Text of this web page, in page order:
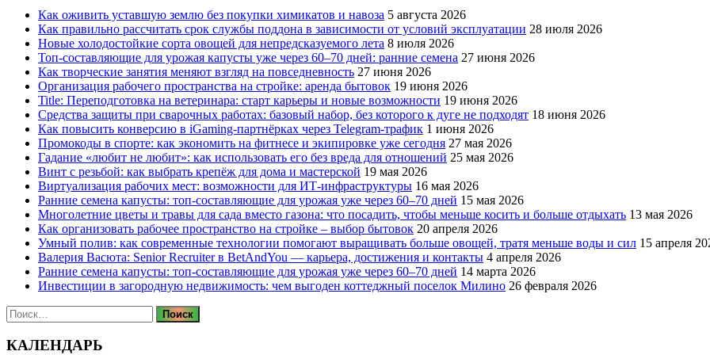
Как оживить уставшую землю без покупки химикатов и навоза 5 августа 2026
Как правильно рассчитать срок службы поддона в зависимости от условий эксплуатации 28 июля 2026
Новые холодостойкие сорта овощей для непредсказуемого лета 8 июля 2026
Топ-составляющие для урожая капусты уже через 60–70 дней: ранние семена 27 июня 2026
Как творческие занятия меняют взгляд на повседневность 27 июня 2026
Организация рабочего пространства на стройке: аренда бытовок 19 июня 2026
Title: Переподготовка на ветеринара: старт карьеры и новые возможности 19 июня 2026
Средства защиты при сварочных работах: базовый набор, без которого к дуге не подходят 18 июня 2026
Как повысить конверсию в iGaming-партнёрках через Telegram-трафик 1 июня 2026
Промокоды в спорте: как экономить на фитнесе и экипировке уже сегодня 27 мая 2026
Гадание «любит не любит»: как использовать его без вреда для отношений 25 мая 2026
Винт с резьбой: как выбрать крепёж для дома и мастерской 19 мая 2026
Виртуализация рабочих мест: возможности для ИТ-инфраструктуры 16 мая 2026
Ранние семена капусты: топ‑составляющие для урожая уже через 60–70 дней 15 мая 2026
Многолетние цветы и травы для сада вместо газона: что посадить, чтобы меньше косить и больше отдыхать 13 мая 2026
Как организовать рабочее пространство на стройке – выбор бытовок 20 апреля 2026
Умный полив: как современные технологии помогают выращивать больше овощей, тратя меньше воды и сил 15 апреля
Валерия Васюта: Senior Recruiter в BetAndYou — карьера, достижения и контакты 4 апреля 2026
Ранние семена капусты: топ‑составляющие для урожая уже через 60–70 дней 14 марта 2026
Инвестиции в загородную недвижимость: чем выгоден коттеджный поселок Милино 26 февраля 2026
Найти:
КАЛЕНДАРЬ